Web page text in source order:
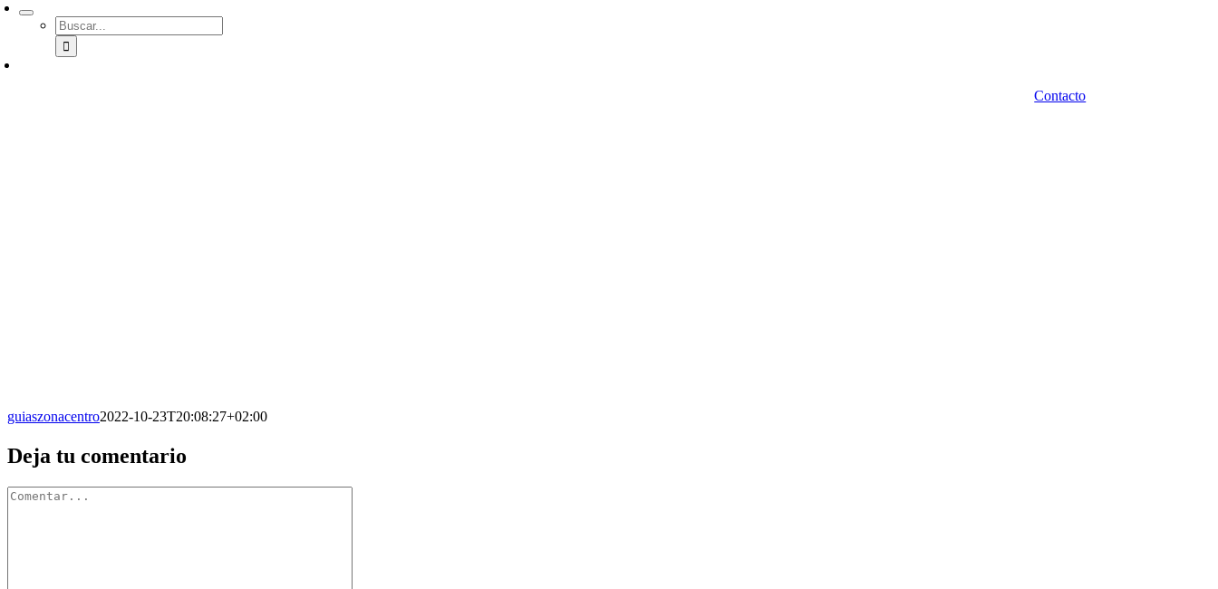
Buscar:
Contacto
guiaszonacentro2022-10-23T20:08:27+02:00
Facebook
X
Reddit
LinkedIn
WhatsApp
Tumblr
Pinterest
Vk
Correo
electrónico
Deja tu comentario
Comentario